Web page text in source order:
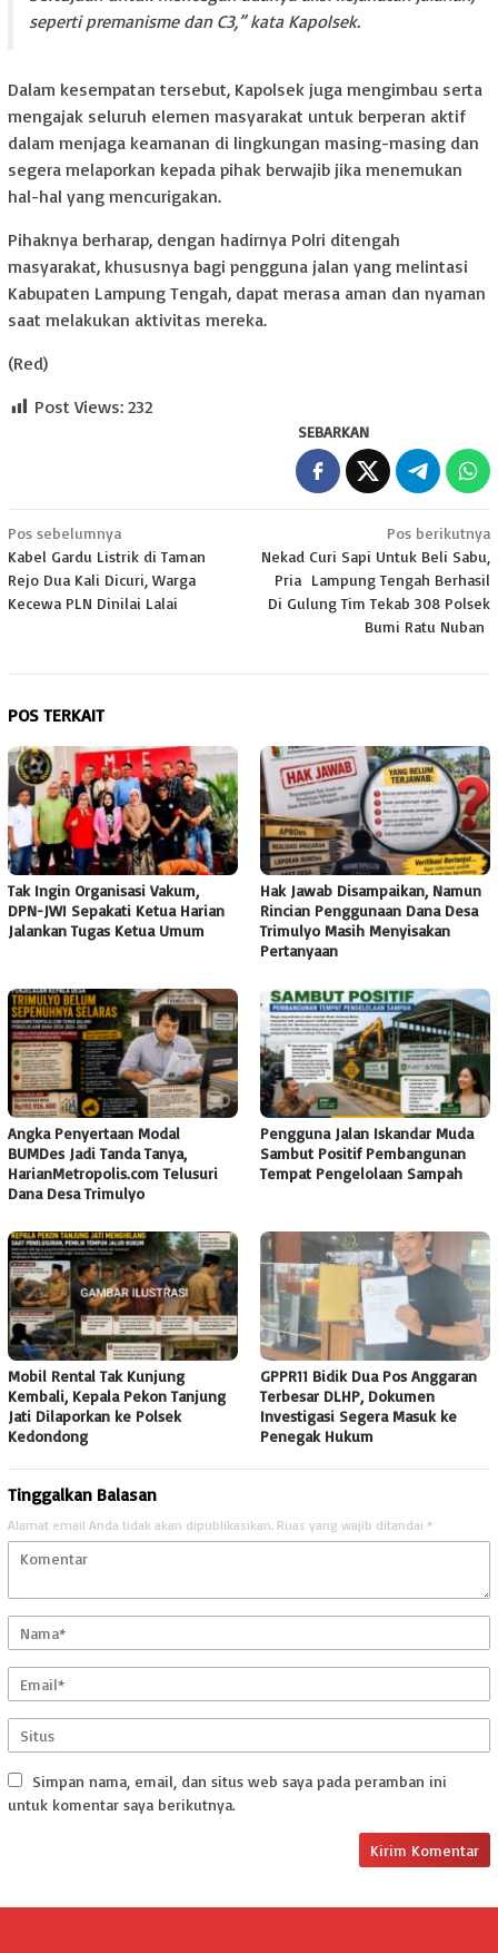
seperti premanisme dan C3,” kata Kapolsek.
Dalam kesempatan tersebut, Kapolsek juga mengimbau serta
mengajak seluruh elemen masyarakat untuk berperan aktif
dalam menjaga keamanan di lingkungan masing-masing dan
segera melaporkan kepada pihak berwajib jika menemukan
hal-hal yang mencurigakan.
Pihaknya berharap, dengan hadirnya Polri ditengah
masyarakat, khususnya bagi pengguna jalan yang melintasi
Kabupaten Lampung Tengah, dapat merasa aman dan nyaman
saat melakukan aktivitas mereka.
(Red)
Post Views: 232
SEBARKAN
Navigasi
pos
Pos sebelumnya
Kabel Gardu Listrik di Taman
Rejo Dua Kali Dicuri, Warga
Kecewa PLN Dinilai Lalai
Pos berikutnya
Nekad Curi Sapi Untuk Beli Sabu,
Pria Lampung Tengah Berhasil
Di Gulung Tim Tekab 308 Polsek
Bumi Ratu Nuban
POS TERKAIT
Tak Ingin Organisasi Vakum,
DPN-JWI Sepakati Ketua Harian
Jalankan Tugas Ketua Umum
Hak Jawab Disampaikan, Namun
Rincian Penggunaan Dana Desa
Trimulyo Masih Menyisakan
Pertanyaan
Angka Penyertaan Modal
BUMDes Jadi Tanda Tanya,
HarianMetropolis.com Telusuri
Dana Desa Trimulyo
Pengguna Jalan Iskandar Muda
Sambut Positif Pembangunan
Tempat Pengelolaan Sampah
Mobil Rental Tak Kunjung
Kembali, Kepala Pekon Tanjung
Jati Dilaporkan ke Polsek
Kedondong
GPPR11 Bidik Dua Pos Anggaran
Terbesar DLHP, Dokumen
Investigasi Segera Masuk ke
Penegak Hukum
Tinggalkan Balasan
Alamat email Anda tidak akan dipublikasikan. Ruas yang wajib ditandai *
Simpan nama, email, dan situs web saya pada peramban ini
untuk komentar saya berikutnya.